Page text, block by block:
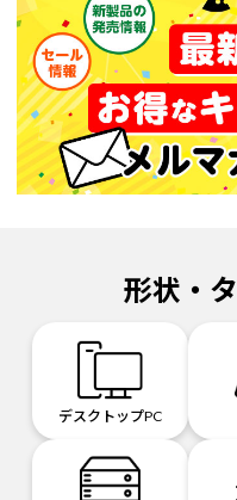
形状・
デスクトップPC